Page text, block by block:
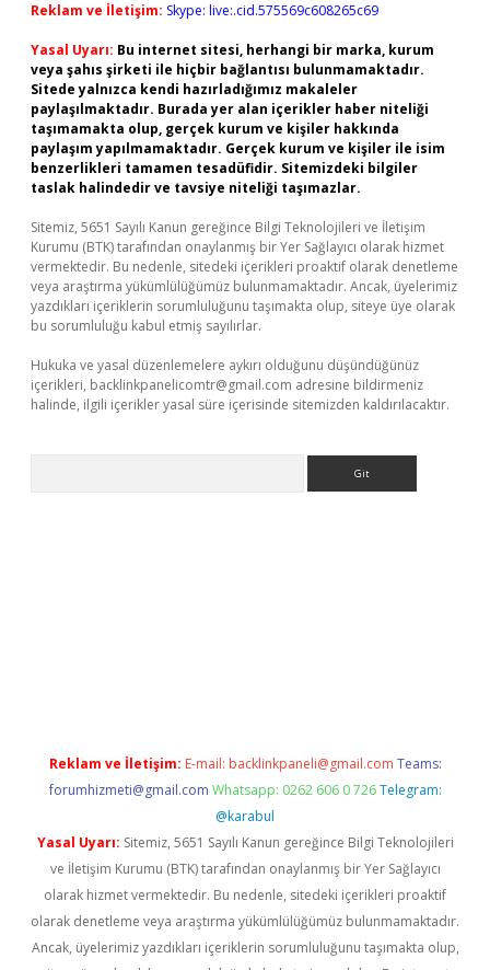
Reklam ve İletişim: Skype: live:.cid.575569c608265c69
Yasal Uyarı: Bu internet sitesi, herhangi bir marka, kurum
veya şahıs şirketi ile hiçbir bağlantısı bulunmamaktadır.
Sitede yalnızca kendi hazırladığımız makaleler
paylaşılmaktadır. Burada yer alan içerikler haber niteliği
taşımamakta olup, gerçek kurum ve kişiler hakkında
paylaşım yapılmamaktadır. Gerçek kurum ve kişiler ile isim
benzerlikleri tamamen tesadüfidir. Sitemizdeki bilgiler
taslak halindedir ve tavsiye niteliği taşımazlar.
Sitemiz, 5651 Sayılı Kanun gereğince Bilgi Teknolojileri ve İletişim
Kurumu (BTK) tarafından onaylanmış bir Yer Sağlayıcı olarak hizmet
vermektedir. Bu nedenle, sitedeki içerikleri proaktif olarak denetleme
veya araştırma yükümlülüğümüz bulunmamaktadır. Ancak, üyelerimiz
yazdıkları içeriklerin sorumluluğunu taşımakta olup, siteye üye olarak
bu sorumluluğu kabul etmiş sayılırlar.
Hukuka ve yasal düzenlemelere aykırı olduğunu düşündüğünüz
içerikleri, backlinkpanelicomtr@gmail.com adresine bildirmeniz
halinde, ilgili içerikler yasal süre içerisinde sitemizden kaldırılacaktır.
Reklam ve İletişim: E-mail: backlinkpaneli@gmail.com Teams:
forumhizmeti@gmail.com Whatsapp: 0262 606 0 726 Telegram:
@karabul
Yasal Uyarı: Sitemiz, 5651 Sayılı Kanun gereğince Bilgi Teknolojileri
ve İletişim Kurumu (BTK) tarafından onaylanmış bir Yer Sağlayıcı
olarak hizmet vermektedir. Bu nedenle, sitedeki içerikleri proaktif
olarak denetleme veya araştırma yükümlülüğümüz bulunmamaktadır.
Ancak, üyelerimiz yazdıkları içeriklerin sorumluluğunu taşımakta olup,